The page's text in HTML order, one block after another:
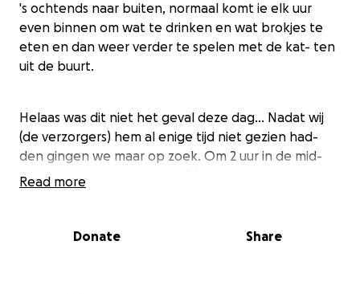
's ochtends naar buiten, normaal komt ie elk uur
even binnen om wat te drinken en wat brokjes te
eten en dan weer verder te spelen met de kat- ten
uit de buurt.
Helaas was dit niet het geval deze dag... Nadat wij
(de verzorgers) hem al enige tijd niet gezien had-
den gingen we maar op zoek. Om 2 uur in de mid-
dag begonnen en rond half 6 savonds de moed
zat hij bij de parkeerplaats achter ons huis. Hij
Read more
Donate Share